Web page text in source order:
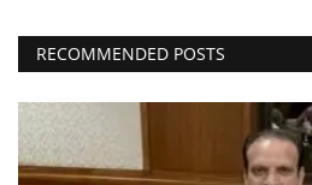
RECOMMENDED POSTS